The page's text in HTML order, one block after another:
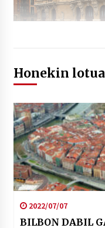
Honekin
2022/07/07
BILBON DABIL